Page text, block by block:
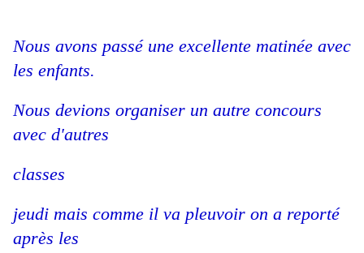
Nous avons passé une excellente matinée avec
les enfants.
Nous devions organiser un autre concours
avec d'autres
classes
jeudi mais comme il va pleuvoir on a reporté
après les